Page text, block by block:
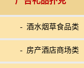
- 酒水烟草食品类
- 房产酒店商场类